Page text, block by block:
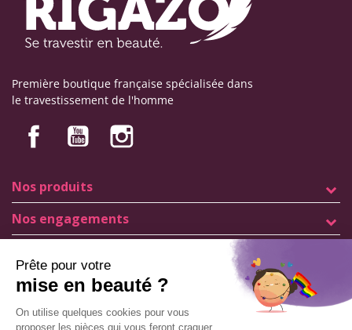
Première boutique française spécialisée dans
le travestissement de l'homme
Nos produits
Nos engagements
Mentions légales
Conditions générales de vente
© Copyright Labophyto